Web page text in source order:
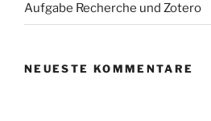
Aufgabe Recherche und Zotero
NEUESTE KOMMENTARE